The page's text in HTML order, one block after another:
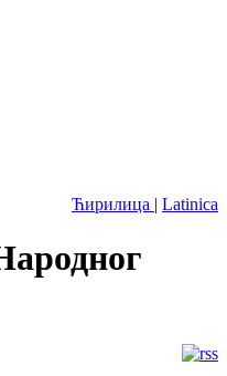
Ћирилица | Latinica